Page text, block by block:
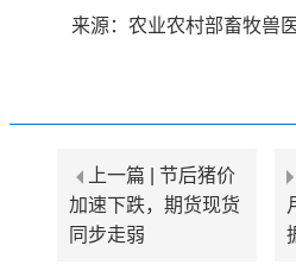
来源：农业农村部畜牧兽
上一篇 | 节后猪价
加速下跌，期货现货
同步走弱